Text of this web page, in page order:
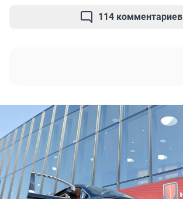
114 комментариев